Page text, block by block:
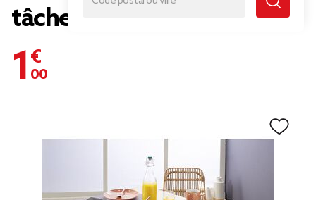
tâche uni x4
1,00 €